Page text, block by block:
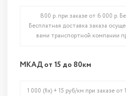
800 р. при заказе от 6 000 р.
Бесплатная доставка заказа
вами транспортной компании
МКАД от 15 до 80км
1 000 (fix) + 15 руб/км при заказе